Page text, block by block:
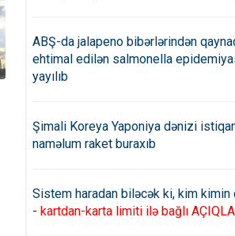
ABŞ-da jalapeno bibərlərindən
ehtimal edilən salmonella
yayılıb
Şimali Koreya Yaponiya dənizi
naməlum raket buraxıb
Sistem haradan biləcək ki, kim kimin
- kartdan-karta limiti ilə bağlı